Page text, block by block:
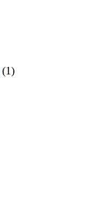
(1)